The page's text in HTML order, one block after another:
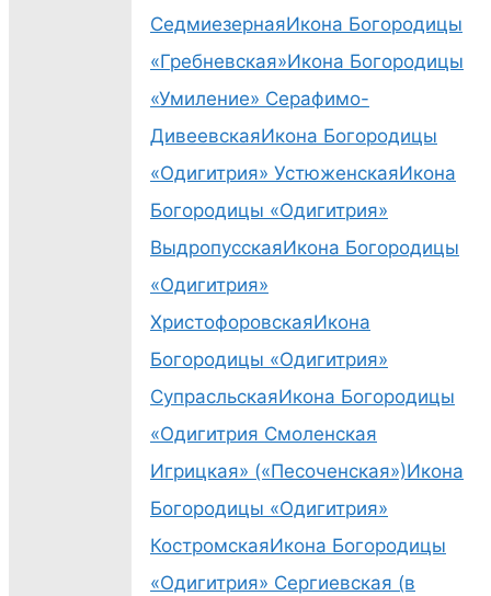
СедмиезернаяИкона Богородицы
«Гребневская»Икона Богородицы
«Умиление» Серафимо-
ДивеевскаяИкона Богородицы
«Одигитрия» УстюженскаяИкона
Богородицы «Одигитрия»
ВыдропусскаяИкона Богородицы
«Одигитрия»
ХристофоровскаяИкона
Богородицы «Одигитрия»
СупрасльскаяИкона Богородицы
«Одигитрия Смоленская
Игрицкая» («Песоченская»)Икона
Богородицы «Одигитрия»
КостромскаяИкона Богородицы
«Одигитрия» Сергиевская (в